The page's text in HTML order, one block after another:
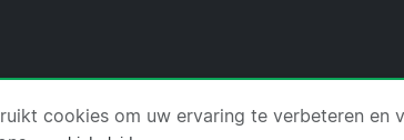
·Over Ons·Contact ·
cookies om uw ervaring te verbeteren en